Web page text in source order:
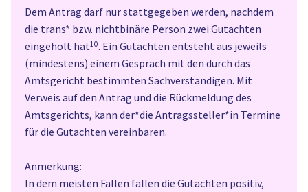
Dem Antrag darf nur stattgegeben werden, nachdem
die trans* bzw. nichtbinäre Person zwei Gutachten
eingeholt hat10. Ein Gutachten entsteht aus jeweils
(mindestens) einem Gespräch mit den durch das
Amtsgericht bestimmten Sachverständigen. Mit
Verweis auf den Antrag und die Rückmeldung des
Amtsgerichts, kann der*die Antragssteller*in Termine
für die Gutachten vereinbaren.
Anmerkung:
In dem meisten Fällen fallen die Gutachten positiv,